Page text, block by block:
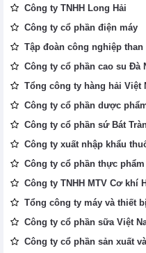
Công ty TNHH Long Hải
Công ty cổ phần điện máy
Tập đoàn công nghiệp than
Công ty cổ phần cao su Đà
Tổng công ty hàng hải Việt
Công ty cổ phần dược
Công ty cổ phần sứ Bát
Công ty xuất nhập khẩu
Công ty cổ phần thực
Công ty TNHH MTV Cơ khí
Tổng công ty máy và thiết
Công ty cổ phần sữa Việt
Công ty cổ phần sản xuất